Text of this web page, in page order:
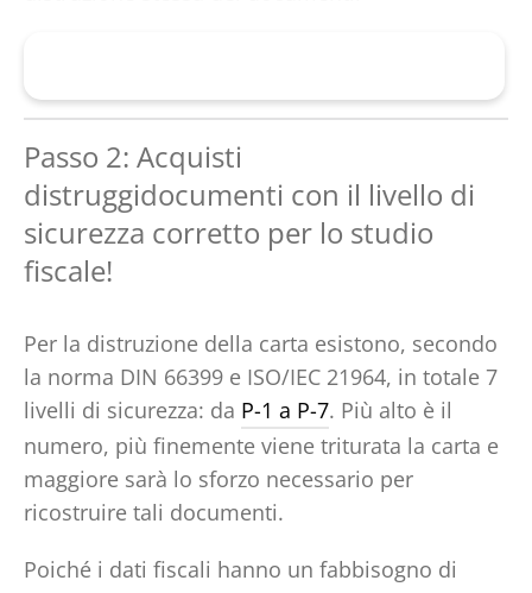
Passo 2: Acquisti
distruggidocumenti con il livello di
sicurezza corretto per lo studio
fiscale!
Per la distruzione della carta esistono, secondo
la norma DIN 66399 e ISO/IEC 21964, in totale 7
livelli di sicurezza: da P-1 a P-7. Più alto è il
numero, più finemente viene triturata la carta e
maggiore sarà lo sforzo necessario per
ricostruire tali documenti.
Poiché i dati fiscali hanno un fabbisogno di